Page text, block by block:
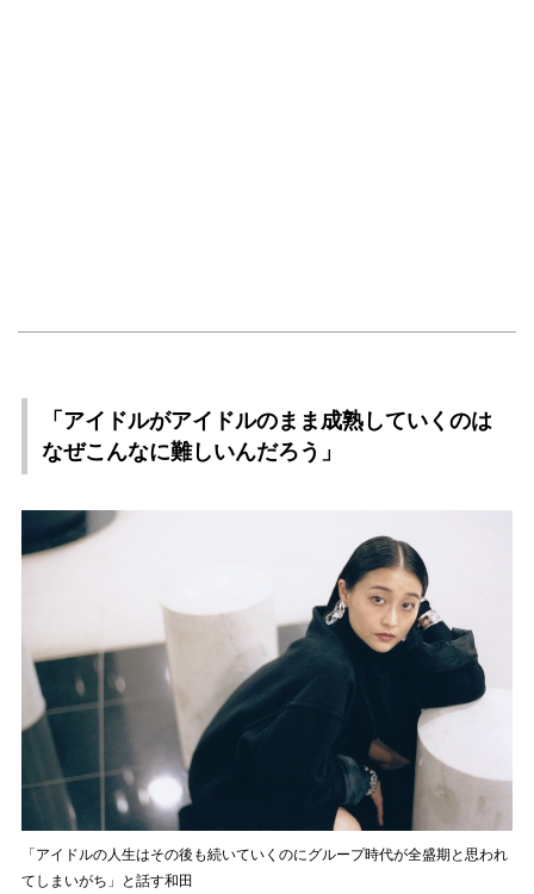
「アイドルがアイドルのまま成熟していくのは
なぜこんなに難しいんだろう」
「アイドルの人生はその後も続いていくのにグループ時代が全盛期と思われ
てしまいがち」と話す和田